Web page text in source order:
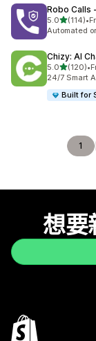
Robo Calls
5.0滿分 5 顆
(114)
共有 114 則評
•
Automated
Chizy: AI
5.0滿分 5 顆
(120)
共有 120 則評
•
24/7 Smart
Built for
1
想要